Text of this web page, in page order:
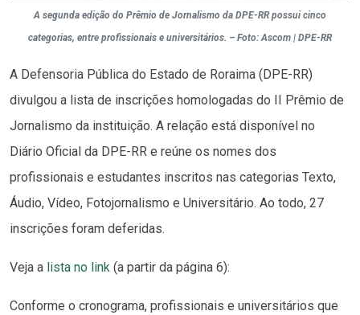
A segunda edição do Prêmio de Jornalismo da DPE-RR possui cinco
categorias, entre profissionais e universitários. – Foto: Ascom | DPE-RR
A Defensoria Pública do Estado de Roraima (DPE-RR)
divulgou a lista de inscrições homologadas do II Prêmio de
Jornalismo da instituição. A relação está disponível no
Diário Oficial da DPE-RR e reúne os nomes dos
profissionais e estudantes inscritos nas categorias Texto,
Áudio, Vídeo, Fotojornalismo e Universitário. Ao todo, 27
inscrições foram deferidas.
Veja a lista no link (a partir da página 6):
Conforme o cronograma, profissionais e universitários que